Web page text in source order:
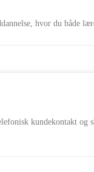
hvor du både
kundekontakt og